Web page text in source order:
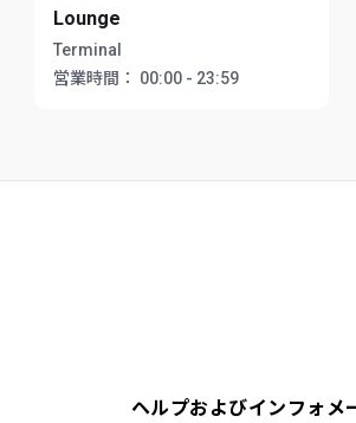
Lounge
Terminal
営業時間：
00:00 - 23:59
ヘルプおよびインフォメ